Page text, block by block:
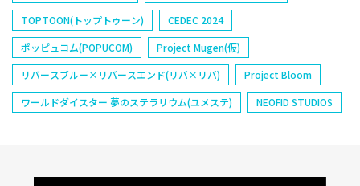
TOPTOON(トップトゥーン)
CEDEC 2024
ポッピュコム(POPUCOM)
Project Mugen(仮)
リバースブルー×リバースエンド(リバ×リバ)
Project Bloom
ワールドダイスター 夢のステラリウム(ユメステ)
NEOFID STUDIOS